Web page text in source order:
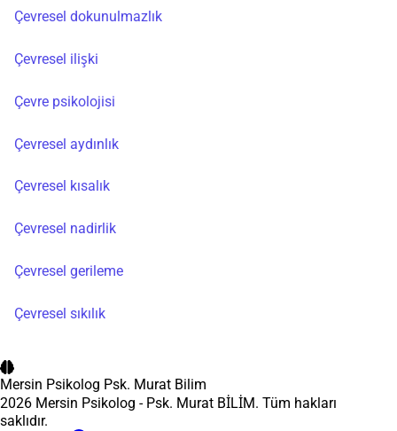
Çevresel dokunulmazlık
Çevresel ilişki
Çevre psikolojisi
Çevresel aydınlık
Çevresel kısalık
Çevresel nadirlik
Çevresel gerileme
Çevresel sıkılık
Mersin Psikolog Psk. Murat Bilim
2026 Mersin Psikolog - Psk. Murat BİLİM. Tüm hakları
saklıdır.